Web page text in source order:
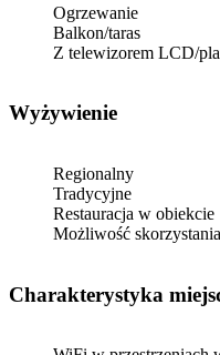
Ogrzewanie
Balkon/taras
Z telewizorem LCD/
Wyżywienie
Regionalny
Tradycyjne
Restauracja w obiekcie
Możliwość
Charakterystyka